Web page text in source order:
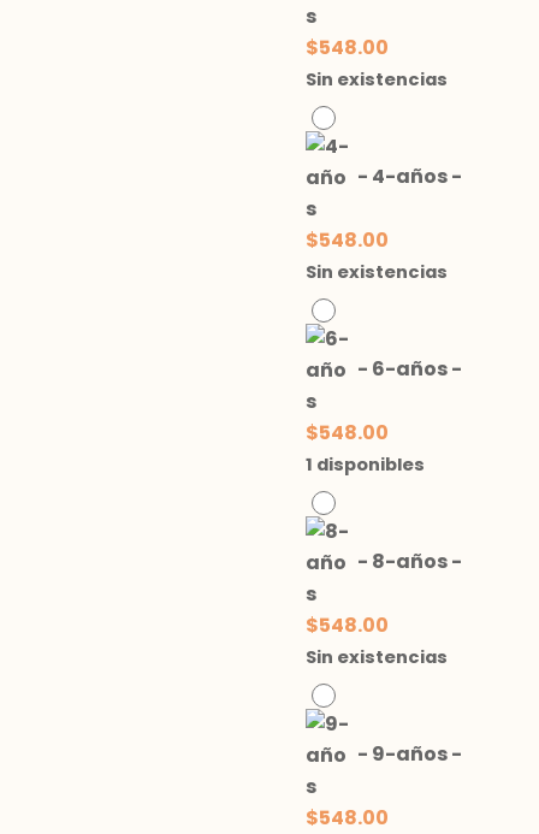
$548.00
Sin existencias
- 4-años-
$548.00
Sin existencias
- 6-años-
$548.00
1 disponibles
- 8-años-
$548.00
Sin existencias
- 9-años-
$548.00